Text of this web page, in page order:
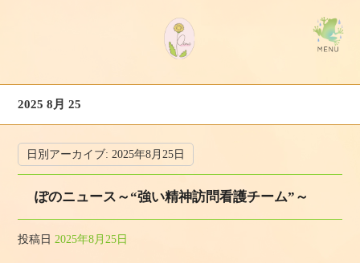
2025 8月 25
日別アーカイブ:2025年8月25日
ぽのニュース～“強い精神訪問看護チーム”～
投稿日 2025年8月25日